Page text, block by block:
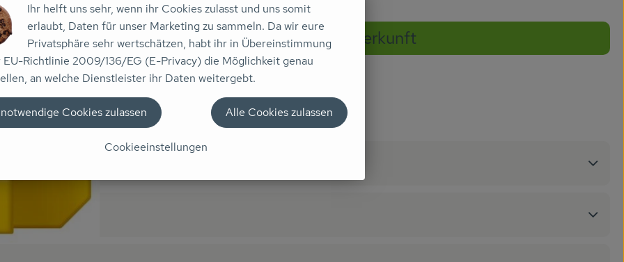
Rezepte
Herkunft
keine passenden Rezepte gefunden.
Ihr helft uns sehr, wenn ihr Cookies zulasst und uns somit
erlaubt, Daten für unser Marketing zu sammeln. Da wir eure
Privatsphäre sehr wertschätzen, habt ihr in Übereinstimmung
EU-Richtlinie 2009/136/EG (E-Privacy) die Möglichkeit genau
an welche Dienstleister ihr Daten weitergebt.
Cookieeinstellungen
Cookies zulassen Alle Cookies zulassen